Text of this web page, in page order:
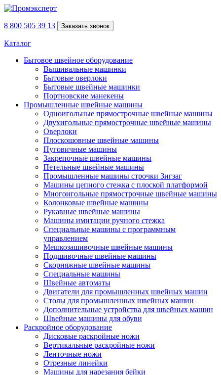
8 800 505 39 13 Заказать звонок
Каталог
Бытовое швейное оборудование
Вышивальные машинки
Бытовые оверлоки
Бытовые швейные машинки
Портновские манекены
Промышленные швейные машины
Одноигольные прямострочные швейные машины
Двухигольные прямострочные швейные машины
Оверлоки
Плоскошовные швейные машины
Пуговичные машины
Закрепочные швейные машины
Петельные швейные машины
Промышленные машины строчки Зигзаг
Машины цепного стежка с плоской платформой
Многоигольные прямострочные швейные машины
Колонковые швейные машины
Рукавные швейные машины
Машины имитации ручного стежка
Специальные машины с программным
управлением
Мешкозашивочные швейные машины
Подшивочные швейные машины
Скорняжные швейные машины
Специальные машины
Швейные автоматы
Двигатели для промышленных швейных машин
Столы для промышленных швейных машин
Дополнительные устройства для швейных машин
Швейные машины для обуви
Раскройное оборудование
Дисковые раскройные ножи
Вертикальные раскройные ножи
Ленточные ножи
Отрезные линейки
Машины для нарезания бейки